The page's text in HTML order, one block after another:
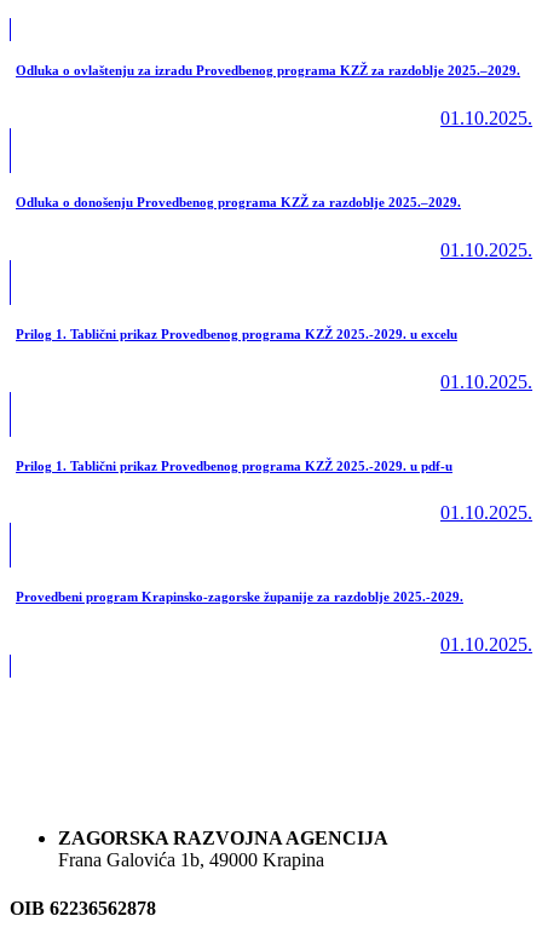
Odluka o ovlaštenju za izradu Provedbenog programa KZŽ za razdoblje 2025.–2029.
01.10.2025.
Odluka o donošenju Provedbenog programa KZŽ za razdoblje 2025.–2029.
01.10.2025.
Prilog 1. Tablični prikaz Provedbenog programa KZŽ 2025.-2029. u excelu
01.10.2025.
Prilog 1. Tablični prikaz Provedbenog programa KZŽ 2025.-2029. u pdf-u
01.10.2025.
Provedbeni program Krapinsko-zagorske županije za razdoblje 2025.-2029.
01.10.2025.
ZAGORSKA RAZVOJNA AGENCIJA
Frana Galovića 1b, 49000 Krapina
OIB 62236562878